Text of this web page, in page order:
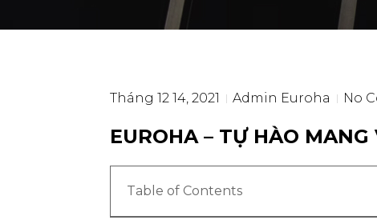
Tháng 12 14, 2021 Admin Euroha No
EUROHA – TỰ HÀO
Table of Contents